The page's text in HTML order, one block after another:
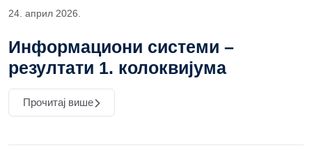
24. април 2026.
Информациони системи –
резултати 1. колоквијума
Прочитај више